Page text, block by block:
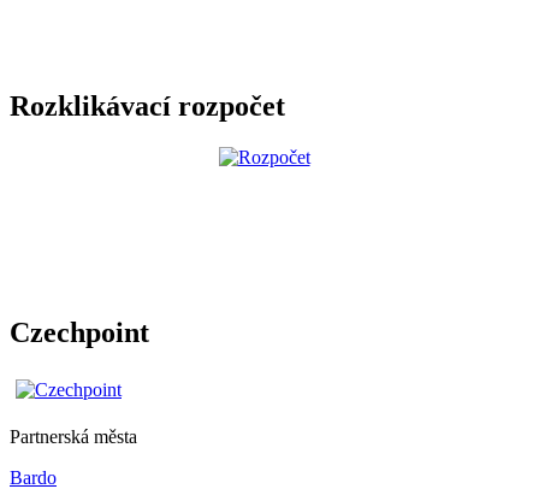
Rozklikávací rozpočet
Czechpoint
Partnerská města
Bardo